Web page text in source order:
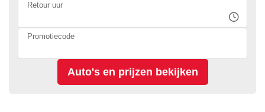
Retour uur
Promotiecode